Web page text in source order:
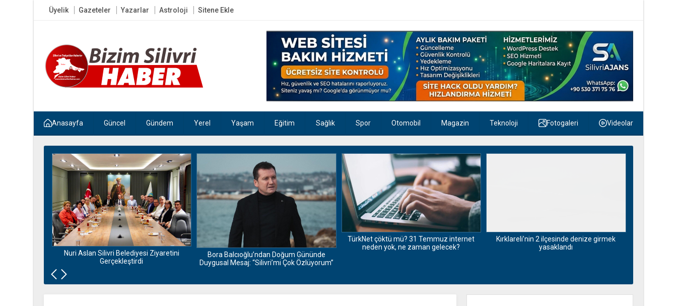
Üyelik Gazeteler Yazarlar Astroloji Sitene Ekle
Anasayfa Güncel Gündem Yerel Yaşam Eğitim Sağlık Spor Otomobil Magazin Teknoloji Fotogaleri Videolar
Nuri Aslan Silivri Belediyesi Ziyaretini
Gerçekleştirdi
Bora Balcıoğlu’ndan Doğum Gününde
Duygusal Mesaj: “Silivri’mi Çok Özlüyorum”
TürkNet çöktü mü? 31 Temmuz internet
neden yok, ne zaman gelecek?
Kırklareli’nin 2 ilçesinde denize girmek
yasaklandı